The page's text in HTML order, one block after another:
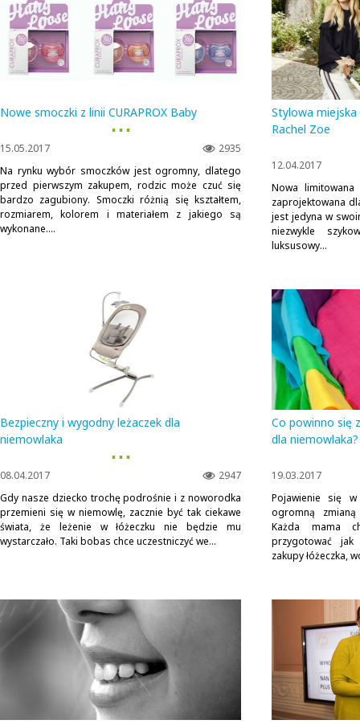
Nowe smoczki z linii CURAPROX Baby
▪ ▪ ▪
2935
15.05.2017
Na rynku wybór smoczków jest ogromny, dlatego
przed pierwszym zakupem, rodzic może czuć się
bardzo zagubiony. Smoczki różnią się kształtem,
rozmiarem, kolorem i materiałem z jakiego są
wykonane....
Stylowa
Rachel Zoe
12.04.2017
Nowa
zaprojektowana
jest jedyna w
niezwykle
luksusowy...
Bezpieczny i wygodny leżaczek dla
niemowlaka
▪ ▪ ▪
2947
08.04.2017
Gdy nasze dziecko trochę podrośnie i z noworodka
przemieni się w niemowlę, zacznie być tak ciekawe
świata, że leżenie w łóżeczku nie będzie mu
wystarczało. Taki bobas chce uczestniczyć we...
Co powinno się
dla niemowlaka?
19.03.2017
Pojawienie się
ogromną
Każda mama
przygotować
zakupy łóżeczka,